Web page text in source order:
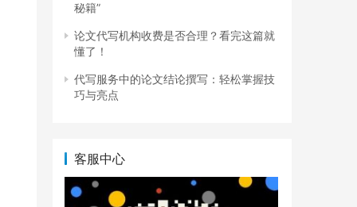
秘籍”
论文代写机构收费是否合理？看完这篇就
懂了！
代写服务中的论文结论撰写：轻松掌握技
巧与亮点
客服中心